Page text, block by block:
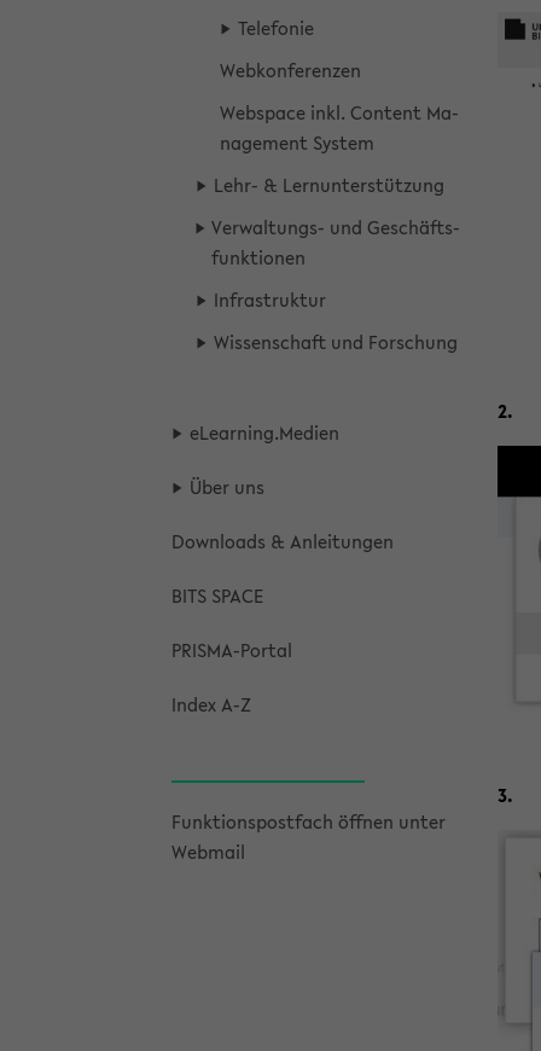
Te­le­fo­nie
Web­kon­fe­ren­zen
Webspace inkl. Con­tent Ma­
nage­ment Sys­tem
Lehr- & Lern­un­ter­stüt­zung
Verwaltungs-​ und Ge­schäfts­
funk­tio­nen
In­fra­struk­tur
Wis­sen­schaft und For­schung
eLear­ning.Me­di­en
Über uns
Down­loads & An­lei­tun­gen
BITS SPACE
PRISMA-​Portal
Index A-Z
Funk­ti­ons­post­fach öff­nen unter
Web­mail
2.
3.